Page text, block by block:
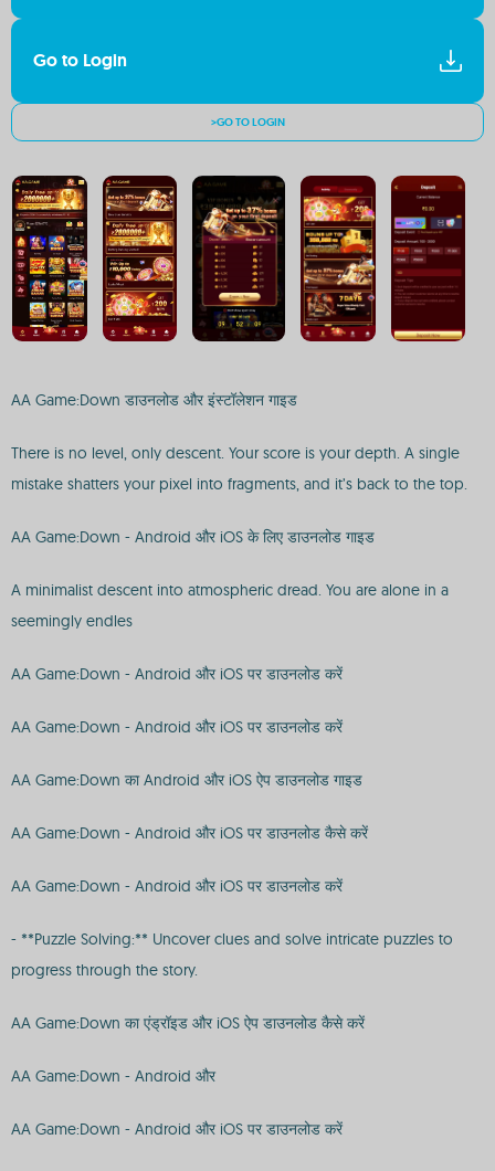
Go to Login
>GO TO LOGIN
AA Game:Down डाउनलोड और इंस्टॉलेशन गाइड
There is no level, only descent. Your score is your depth. A single
mistake shatters your pixel into fragments, and it’s back to the top.
AA Game:Down - Android और iOS के लिए डाउनलोड गाइड
A minimalist descent into atmospheric dread. You are alone in a
seemingly endles
AA Game:Down - Android और iOS पर डाउनलोड करें
AA Game:Down - Android और iOS पर डाउनलोड करें
AA Game:Down का Android और iOS ऐप डाउनलोड गाइड
AA Game:Down - Android और iOS पर डाउनलोड कैसे करें
AA Game:Down - Android और iOS पर डाउनलोड करें
- **Puzzle Solving:** Uncover clues and solve intricate puzzles to
progress through the story.
AA Game:Down का एंड्रॉइड और iOS ऐप डाउनलोड कैसे करें
AA Game:Down - Android और
AA Game:Down - Android और iOS पर डाउनलोड करें